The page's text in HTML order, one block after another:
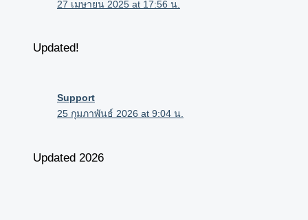
27 เมษายน 2025 at 17:56 น.
Updated!
Support
25 กุมภาพันธ์ 2026 at 9:04 น.
Updated 2026